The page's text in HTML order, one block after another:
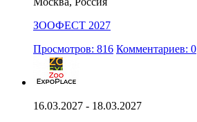
ЗООФЕСТ 2027
Просмотров: 816 Комментариев: 0
16.03.2027 - 18.03.2027